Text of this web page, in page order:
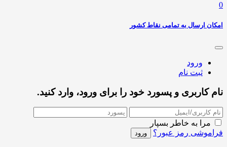
0
امکان ارسال به تمامی نقاط کشور
ورود
ثبت نام
نام کاربری و پسورد خود را برای ورود، وارد کنید.
مرا به خاطر بسپار
فراموشی رمز عبور؟